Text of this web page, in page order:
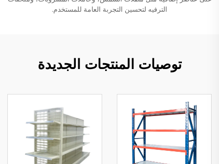
الترفيه لتحسين التجربة العامة للمستخدم.
توصيات المنتجات الجديدة